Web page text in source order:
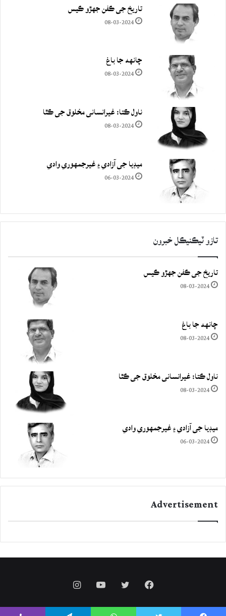
تاريخ جي ڪفن جھڙو ڪيس
08-03-2024
چانهه جا باغ
08-03-2024
ناول ڪتا: غيرانساني مخلوق جي ڪٿا
08-03-2024
ميڊيا جي آزادي ۽ غيرجمھوري وادي
06-03-2024
تازو ٽيڪنيڪل خبرون
تاريخ جي ڪفن جھڙو ڪيس
08-03-2024
چانهه جا باغ
08-03-2024
ناول ڪتا: غيرانساني مخلوق جي ڪٿا
08-03-2024
ميڊيا جي آزادي ۽ غيرجمھوري وادي
06-03-2024
Advertisement
Facebook
Twitter
YouTube